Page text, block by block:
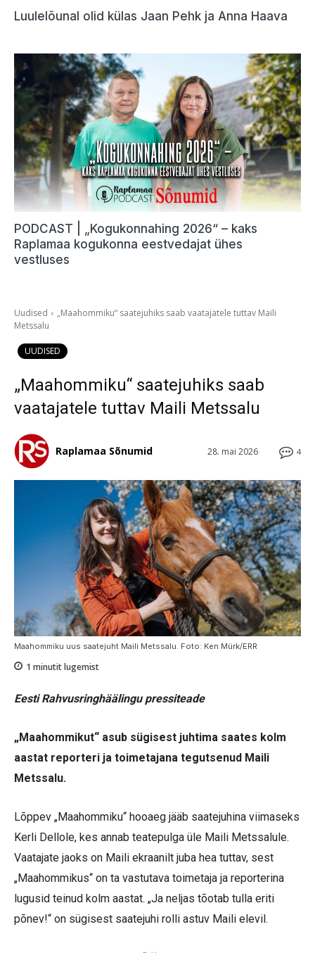
Luulelõunal olid külas Jaan Pehk ja Anna Haava
PODCAST | „Kogukonnahing 2026“ – kaks
Raplamaa kogukonna eestvedajat ühes
vestluses